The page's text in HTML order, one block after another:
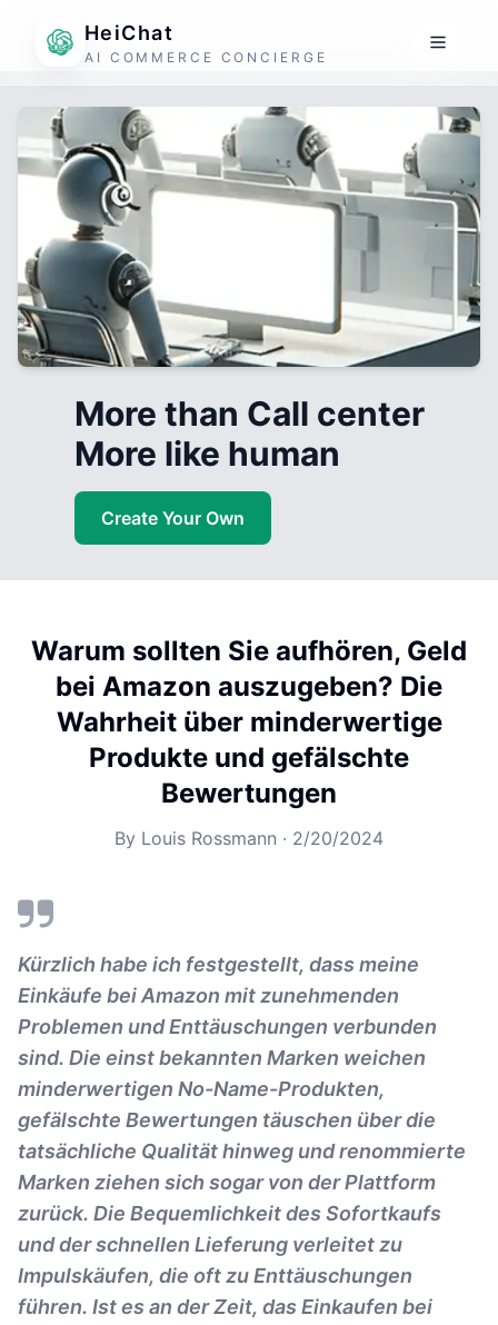
HeiChat
AI COMMERCE CONCIERGE
More than Call center
More like human
Create Your Own
Warum sollten Sie aufhören, Geld
bei Amazon auszugeben? Die
Wahrheit über minderwertige
Produkte und gefälschte
Bewertungen
By Louis Rossmann · 2/20/2024
Kürzlich habe ich festgestellt, dass meine
Einkäufe bei Amazon mit zunehmenden
Problemen und Enttäuschungen verbunden
sind. Die einst bekannten Marken weichen
minderwertigen No-Name-Produkten,
gefälschte Bewertungen täuschen über die
tatsächliche Qualität hinweg und renommierte
Marken ziehen sich sogar von der Plattform
zurück. Die Bequemlichkeit des Sofortkaufs
und der schnellen Lieferung verleitet zu
Impulskäufen, die oft zu Enttäuschungen
führen. Ist es an der Zeit, das Einkaufen bei